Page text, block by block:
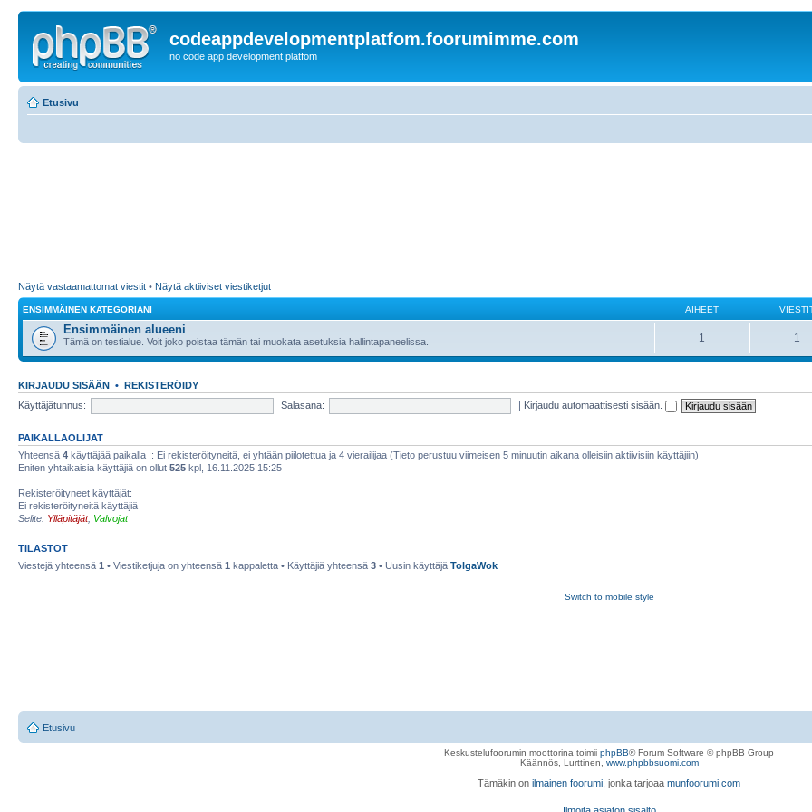
codeappdevelopmentplatfom.foorumimme.com
no code app development platfom
Etusivu
Näytä vastaamattomat viestit • Näytä aktiiviset viestiketjut
ENSIMMÄINEN KATEGORIANI AIHEET
Ensimmäinen alueeni
Tämä on testialue. Voit joko poistaa tämän tai muokata asetuksia hallintapaneelissa. 1 1
KIRJAUDU SISÄÄN • REKISTERÖIDY
Käyttäjätunnus:
Salasana: | Kirjaudu automaattisesti sisään.
PAIKALLAOLIJAT
Yhteensä 4 käyttäjää paikalla :: Ei rekisteröityneitä, ei yhtään piilotettua ja 4 vierailijaa (Tieto perustuu viimeisen 5 minuutin aikana olleisiin aktiivisiin käyttäjiin)
Eniten yhtaikaisia käyttäjiä on ollut 525 kpl, 16.11.2025 15:25
Rekisteröityneet käyttäjät:
Ei rekisteröityneitä käyttäjiä
Selite: Ylläpitäjät, Valvojat
TILASTOT
Viestejä yhteensä 1 • Viestiketjuja on yhteensä 1 kappaletta • Käyttäjiä yhteensä 3 • Uusin käyttäjä TolgaWok
Switch to mobile style
Etusivu
Keskustelufoorumin moottorina toimii phpBB® Forum Software © phpBB Group
Käännös, Lurttinen, www.phpbbsuomi.com
Tämäkin on ilmainen foorumi , jonka tarjoaa munfoorumi.com